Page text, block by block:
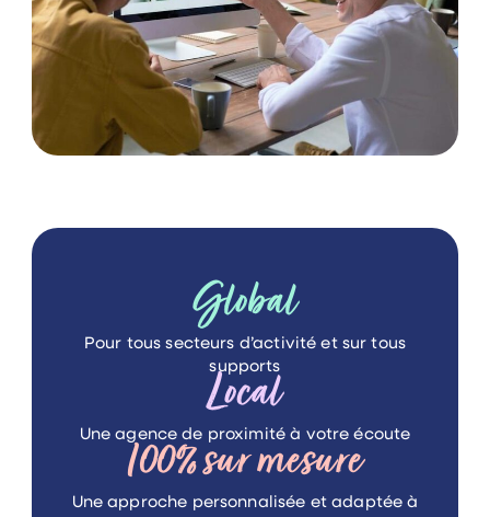
Global
Pour tous secteurs d’activitéet sur tous
supports
Local
Une agence de proximitéà votre écoute
100%sur mesure
Une approche personnalisée et adaptée à